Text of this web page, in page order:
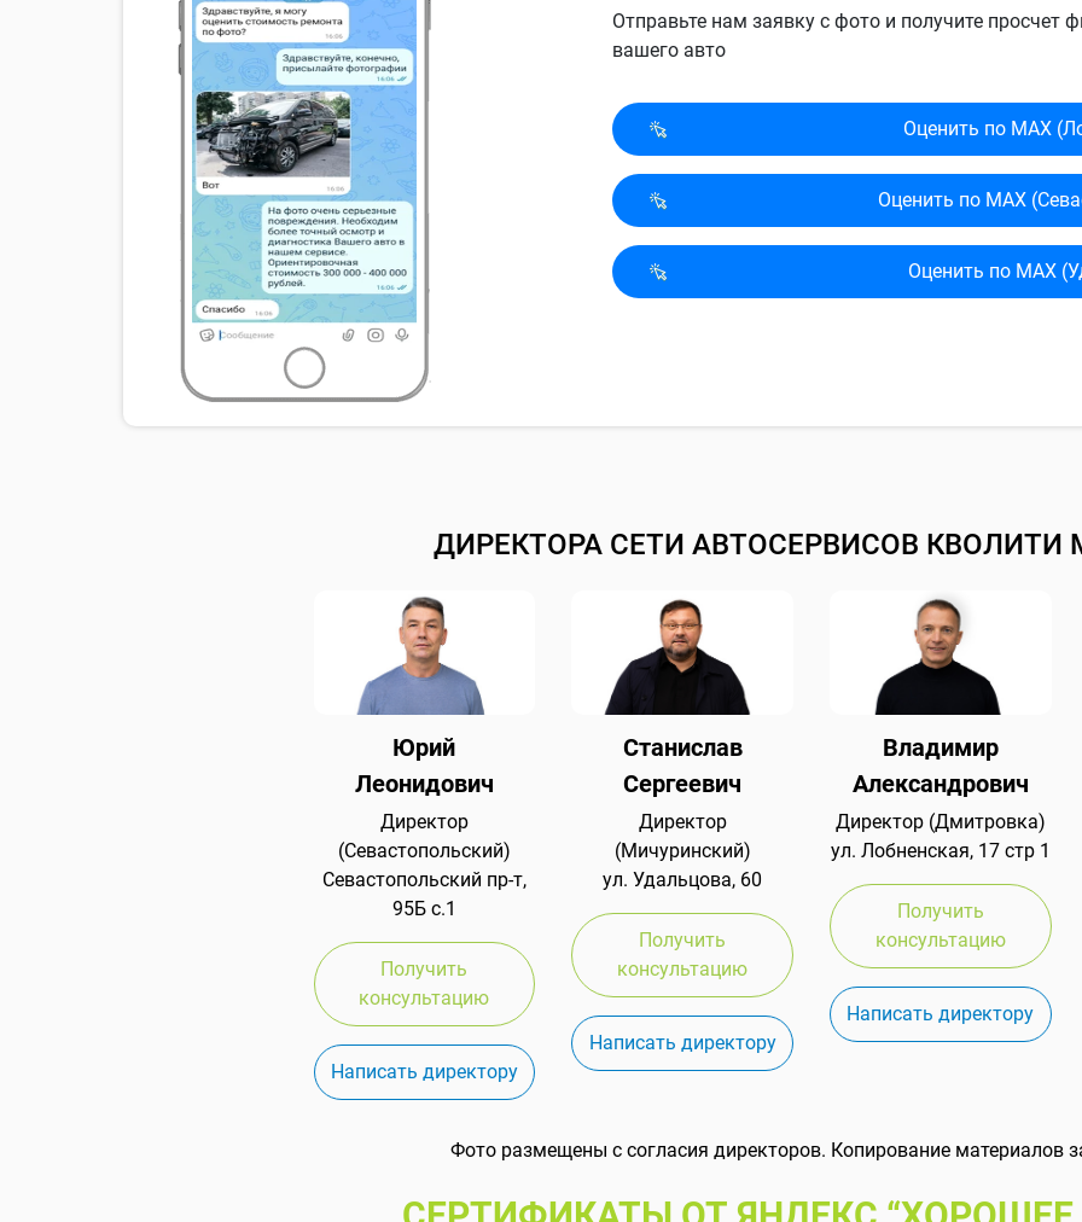
Отправьте нам заявку с фото и получите просчет
вашего авто
Оценить по MAX
Оценить по MAX
Оценить по MAX
ДИРЕКТОРА СЕТИ АВТОСЕРВИСОВ КВОЛИТИ
Юрий
Леонидович
Директор
(Севастопольский)
Севастопольский пр-т,
95Б с.1
Получить
консультацию
Написать директору
Станислав
Сергеевич
Директор
(Мичуринский)
ул. Удальцова, 60
Получить
консультацию
Написать директору
Владимир
Александрович
Директор (Дмитровка)
ул. Лобненская, 17 стр 1
Получить
консультацию
Написать директору
Фото размещены с согласия директоров. Копирование материалов